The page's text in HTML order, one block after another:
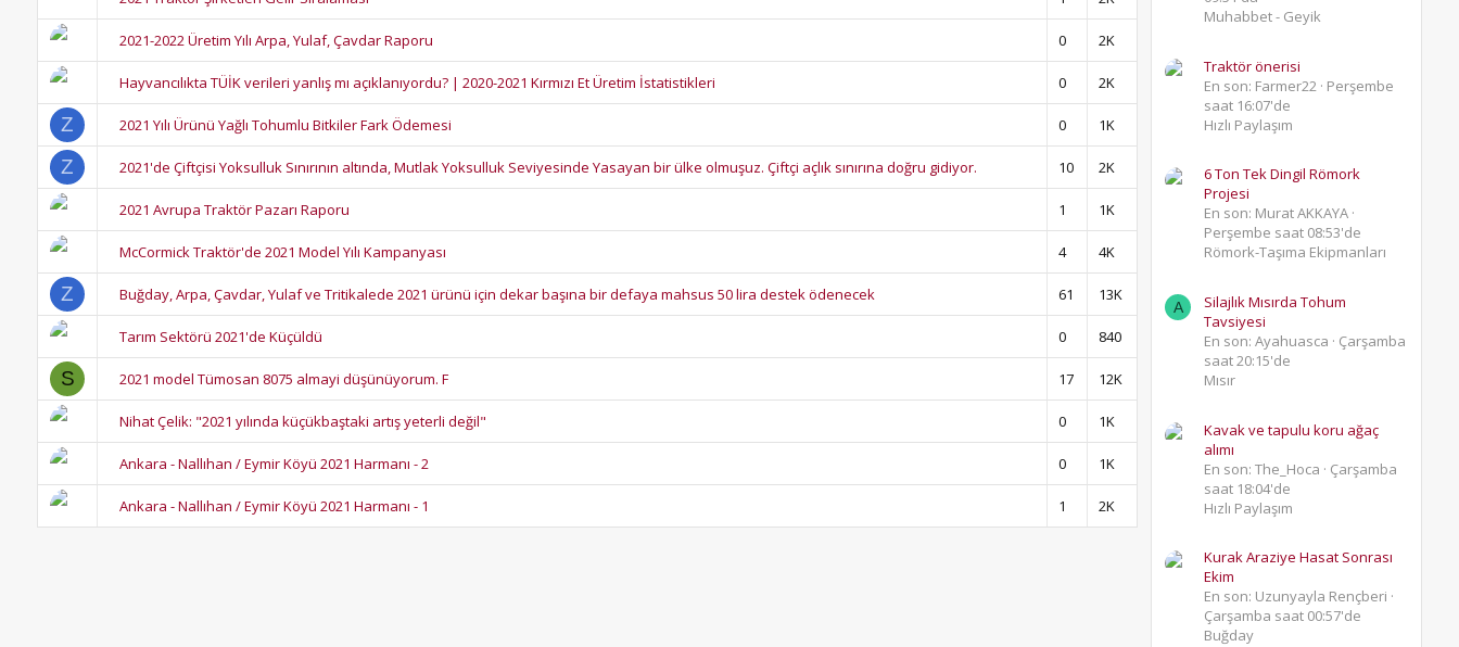
2021-2022 Üretim Yılı Arpa, Yulaf, Çavdar Raporu 0 2K
Hayvancılıkta TÜİK verileri yanlış mı açıklanıyordu? | 2020-2021 Kırmızı Et Üretim İstatistikleri 0 2K
Z 2021 Yılı Ürünü Yağlı Tohumlu Bitkiler Fark Ödemesi 0 1K
Z 2021'de Çiftçisi Yoksulluk Sınırının altında, Mutlak Yoksulluk Seviyesinde Yasayan bir ülke olmuşuz. Çiftçi açlık sınırına doğru gidiyor. 10 2K
2021 Avrupa Traktör Pazarı Raporu 1 1K
McCormick Traktör'de 2021 Model Yılı Kampanyası 4 4K
Z Buğday, Arpa, Çavdar, Yulaf ve Tritikalede 2021 ürünü için dekar başına bir defaya mahsus 50 lira destek ödenecek 61 13K
Tarım Sektörü 2021'de Küçüldü 0 840
S 2021 model Tümosan 8075 almayi düşünüyorum. F 17 12K
Nihat Çelik: "2021 yılında küçükbaştaki artış yeterli değil" 0 1K
Ankara - Nallıhan / Eymir Köyü 2021 Harmanı - 2 0 1K
Ankara - Nallıhan / Eymir Köyü 2021 Harmanı - 1 1 2K
Muhabbet - Geyik
Traktör önerisi
En son: Farmer22 Perşembe
saat 16:07'de
Hızlı Paylaşım
6 Ton Tek Dingil Römork
Projesi
En son: Murat AKKAYA
Perşembe saat 08:53'de
Römork-Taşıma Ekipmanları
A
Silajlık Mısırda Tohum
Tavsiyesi
En son: Ayahuasca
Çarşamba
saat 20:15'de
Mısır
Kavak ve tapulu koru ağaç
alımı
En son: The_Hoca
Çarşamba
saat 18:04'de
Hızlı Paylaşım
Kurak Araziye Hasat Sonrası
Ekim
En son: Uzunyayla Rençberi
Çarşamba saat 00:57'de
Buğday